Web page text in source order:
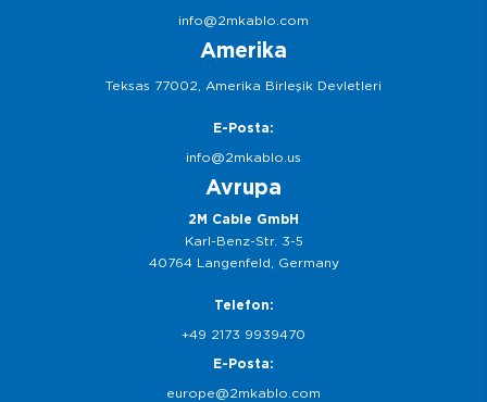
info@2mkablo.com
Amerika
Teksas 77002, Amerika Birleşik Devletleri
E-Posta:
info@2mkablo.us
Avrupa
2M Cable GmbH
Karl-Benz-Str. 3-5
40764 Langenfeld, Germany
Telefon:
+49 2173 9939470
E-Posta:
europe@2mkablo.com